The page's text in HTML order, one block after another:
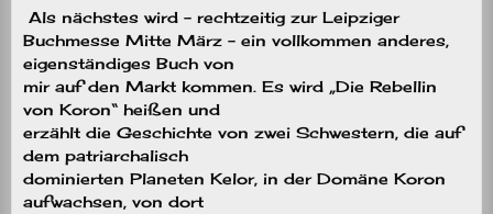
Als nächstes wird – rechtzeitig zur Leipziger
Buchmesse Mitte März – ein vollkommen anderes,
eigenständiges Buch von
mir auf den Markt kommen. Es wird „Die Rebellin
von Koron“ heißen und
erzählt die Geschichte von zwei Schwestern, die auf
dem patriarchalisch
dominierten Planeten Kelor, in der Domäne Koron
aufwachsen, von dort